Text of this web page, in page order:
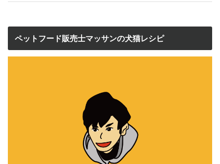
ペットフード販売士マッサンの犬猫レシピ